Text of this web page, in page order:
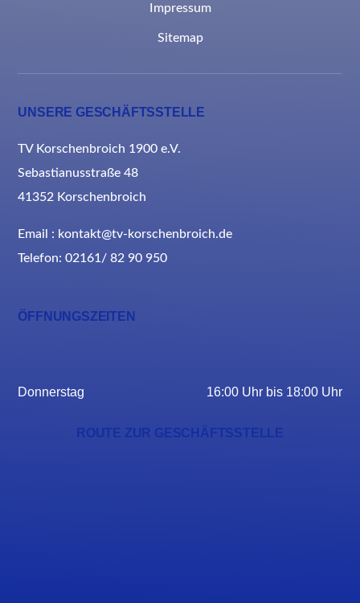
Impressum
Sitemap
UNSERE GESCHÄFTSSTELLE
TV Korschenbroich 1900 e.V.
Sebastianusstraße 48
41352 Korschenbroich
Email : kontakt@tv-korschenbroich.de
Telefon: 02161/ 82 90 950
ÖFFNUNGSZEITEN
Donnerstag 16:00 Uhr bis 18:00 Uhr
ROUTE ZUR GESCHÄFTSSTELLE